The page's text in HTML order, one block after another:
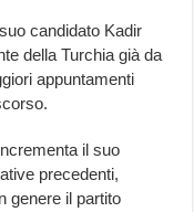
candidato Kadir
della Turchia già da
appuntamenti
il suo
precedenti,
genere il partito